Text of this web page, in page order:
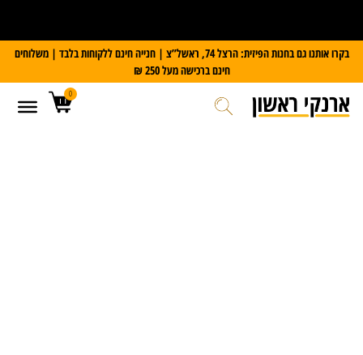
על כל מזוודת Slazenger קבלו משקל דיגיטלי במתנה
בקרו אותנו גם בחנות הפיזית: הרצל 74, ראשל”צ | חנייה חינם ללקוחות בלבד | משלוחים
חינם ברכישה מעל 250 ₪
0